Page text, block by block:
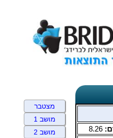
8.26
מצטבר
מושב 1
מושב 2